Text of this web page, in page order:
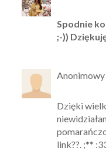
Spodnie
;-))
Anonimowy
Dzięki
link??. ;**